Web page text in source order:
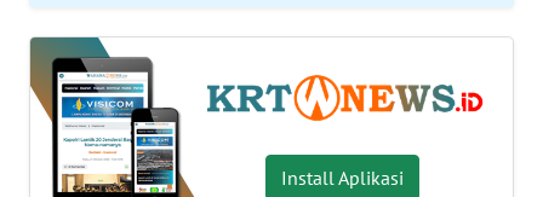
Install Aplikasi
WAHANA
TRAVEL
WAHANA
SPORT